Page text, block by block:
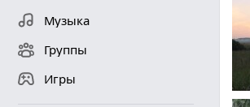
Музыка
Группы
Игры